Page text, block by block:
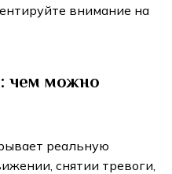
внимание на
чем можно
реальную
снятии тревоги,